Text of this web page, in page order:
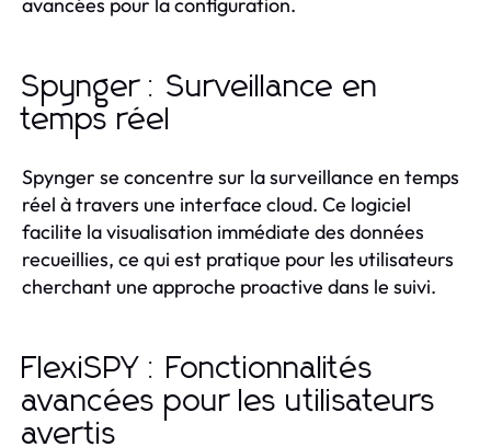
Spynger : Surveillance en
temps réel
Spynger se concentre sur la surveillance en temps
réel à travers une interface cloud. Ce logiciel
facilite la visualisation immédiate des données
recueillies, ce qui est pratique pour les utilisateurs
cherchant une approche proactive dans le suivi.
FlexiSPY : Fonctionnalités
avancées pour les utilisateurs
avertis